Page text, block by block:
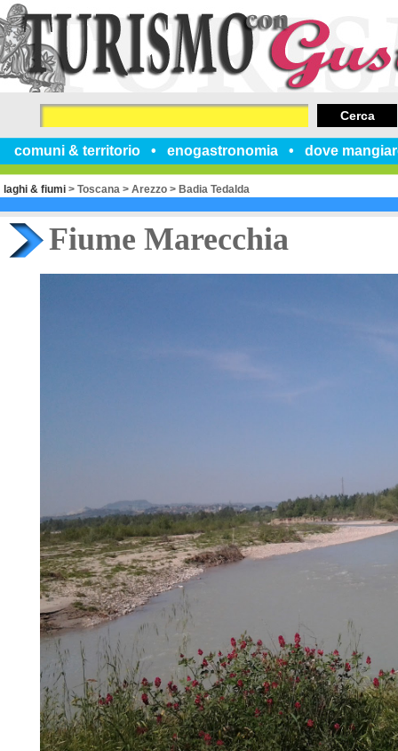
comuni & territorio enogastronomia dove
Cerca
laghi & fiumi > Toscana > Arezzo > Badia Tedalda
Fiume Marecchia